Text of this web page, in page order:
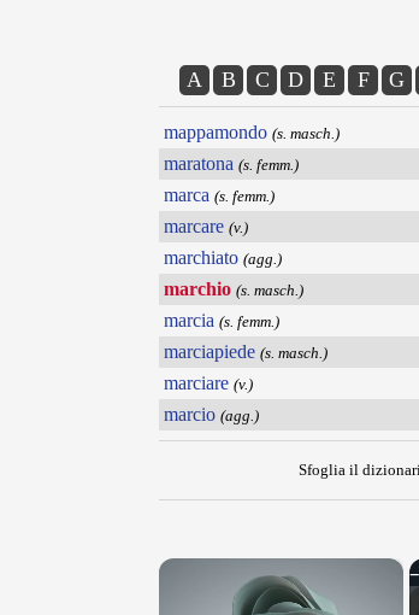
A B C D E F G
mappamondo (s. masch.)
maratona (s. femm.)
marca (s. femm.)
marcare (v.)
marchiato (agg.)
marchio (s. masch.)
marcia (s. femm.)
marciapiede (s. masch.)
marciare (v.)
marcio (agg.)
Sfoglia il
×